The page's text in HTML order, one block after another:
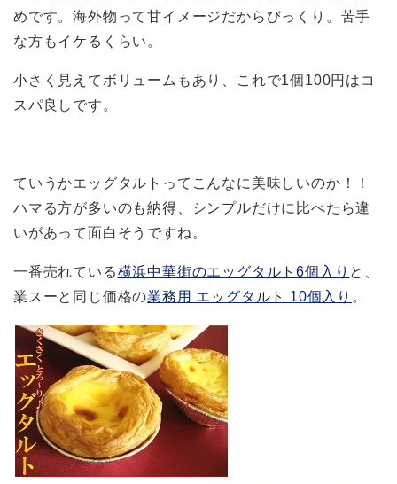
めです。海外物って甘イメージだからびっくり。苦手
な方もイケるくらい。
小さく見えてボリュームもあり、これで1個100円はコ
スパ良しです。
ていうかエッグタルトってこんなに美味しいのか！！
ハマる方が多いのも納得、シンプルだけに比べたら違
いがあって面白そうですね。
一番売れている横浜中華街のエッグタルト6個入り と、
業スーと同じ価格の業務用 エッグタルト 10個入り 。